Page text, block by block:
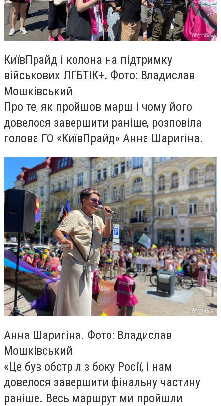
КиївПрайд і колона на підтримку
військових ЛГБТІК+. Фото: Владислав
Мошківський
Про те, як пройшов марш і чому його
довелося завершити раніше, розповіла
голова ГО «КиївПрайд» Анна Шаригіна.
Анна Шаригіна. Фото: Владислав
Мошківський
«Це був обстріл з боку Росії, і нам
довелося завершити фінальну частину
раніше. Весь маршрут ми пройшли